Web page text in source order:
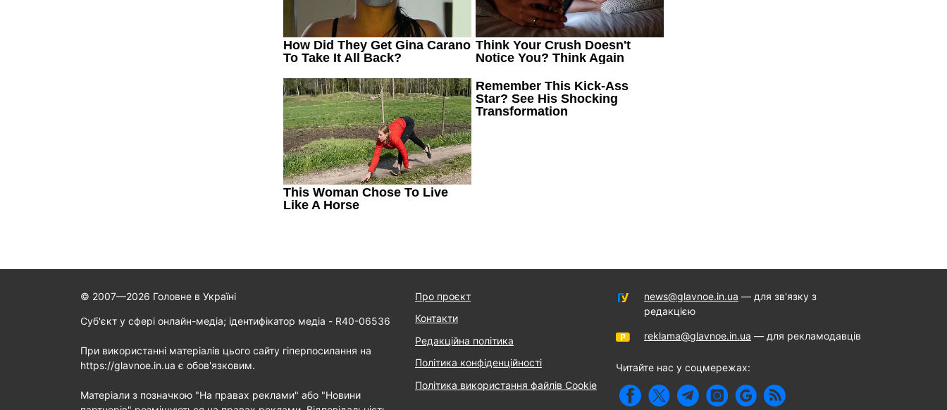
© 2007—2026 Головне в Україні
Cуб'єкт у сфері онлайн-медіа; ідентифікатор медіа - R40-06536
При використанні матеріалів цього сайту гіперпосилання на
https://glavnoe.in.ua є обов'язковим.
Матеріали з позначкою "На правах реклами" або "Новини
Про проєкт
Контакти
Редакційна політика
Політика конфіденційності
Політика використання файлів Cookie
news@glavnoe.in.ua — для зв'язку з
редакцією
reklama@glavnoe.in.ua — для рекламодавців
Читайте нас у соцмережах: